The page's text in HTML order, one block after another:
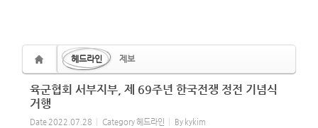
헤드라인 제보
육군협회 서부지부, 제 69주년 한국전쟁 정전 기념식
거행
Date 2022.07.28 Category헤드라인 By kykim